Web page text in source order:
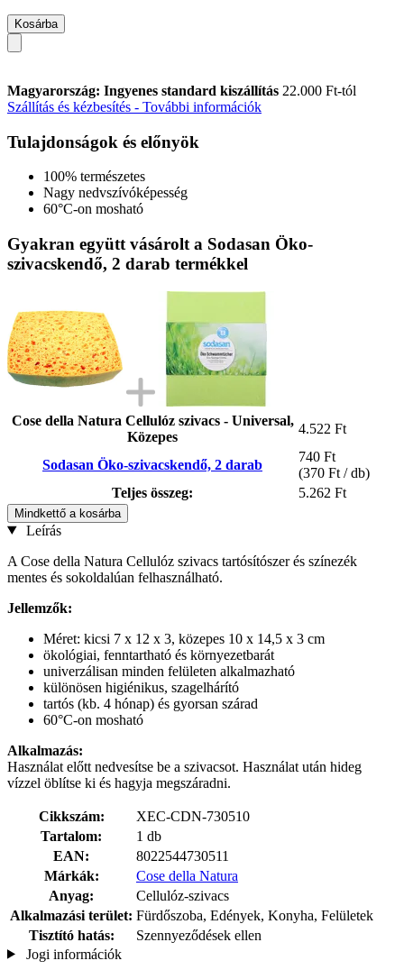
Kosárba
Magyarország: Ingyenes standard kiszállítás 22.000 Ft-tól
Szállítás és kézbesítés - További információk
Tulajdonságok és előnyök
100% természetes
Nagy nedvszívóképesség
60°C-on mosható
Gyakran együtt vásárolt a Sodasan Öko-
szivacskendő, 2 darab termékkel
Cose della Natura Cellulóz szivacs - Universal,
Közepes
4.522 Ft
Sodasan Öko-szivacskendő, 2 darab
740 Ft
(370 Ft / db)
Teljes összeg:
5.262 Ft
Mindkettő a kosárba
Leírás
A Cose della Natura Cellulóz szivacs tartósítószer és színezék
mentes és sokoldalúan felhasználható.
Jellemzők:
Méret: kicsi 7 x 12 x 3, közepes 10 x 14,5 x 3 cm
ökológiai, fenntartható és környezetbarát
univerzálisan minden felületen alkalmazható
különösen higiénikus, szagelhárító
tartós (kb. 4 hónap) és gyorsan szárad
60°C-on mosható
Alkalmazás:
Használat előtt nedvesítse be a szivacsot. Használat után hideg
vízzel öblítse ki és hagyja megszáradni.
Cikkszám:
XEC-CDN-730510
Tartalom:
1 db
EAN:
8022544730511
Márkák:
Cose della Natura
Anyag:
Cellulóz-szivacs
Alkalmazási terület: Fürdőszoba, Edények, Konyha, Felületek
Tisztító hatás:
Szennyeződések ellen
Jogi információk